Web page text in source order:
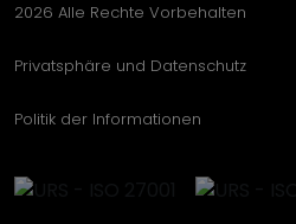
2026 Alle Rechte Vorbehalten
Privatsphäre und Datenschutz
Politik der Informationen